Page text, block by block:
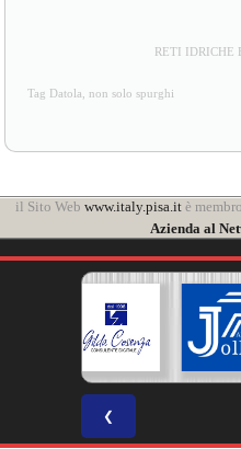
RETI IDRICHE
Tag Datola, non solo spurghi
il Sito Web www.italy.pisa.itè
Azienda al
❮